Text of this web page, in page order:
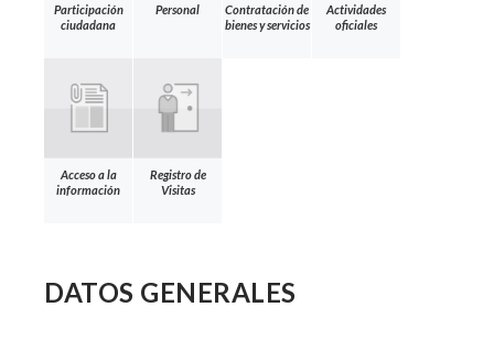
Participación
ciudadana
Personal
Contratación de
bienes y servicios
Actividades
oficiales
Acceso a la
información
Registro de
Visitas
DATOS GENERALES